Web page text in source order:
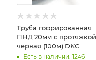
Труба гофрированная
ПНД 20мм с протяжкой
черная (100м) DKC
Есть в наличии: 1246